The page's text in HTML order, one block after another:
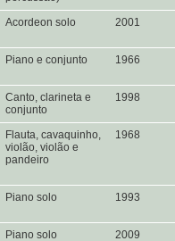
Acordeon solo 2001
Piano e conjunto 1966
Canto, clarineta e
conjunto
1998
Flauta, cavaquinho,
violão, violão e
pandeiro
1968
Piano solo 1993
Piano solo 2009